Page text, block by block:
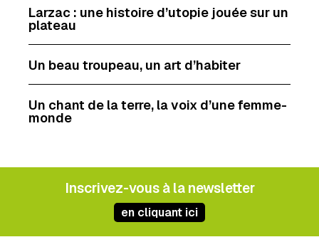
Larzac : une histoire d’utopie jouée sur un
plateau
Un beau troupeau, un art d’habiter
Un chant de la terre, la voix d’une femme-
monde
Inscrivez-vous à la newsletter
en cliquant ici